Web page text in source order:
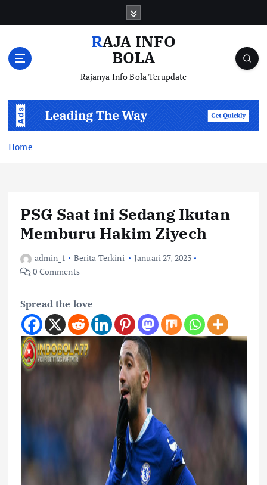
RAJA INFO
BOLA
Rajanya Info Bola Terupdate
Home
PSG Saat ini Sedang Ikutan
Memburu Hakim Ziyech
admin_1 Berita Terkini
Januari 27, 2023
0 Comments
Spread the love